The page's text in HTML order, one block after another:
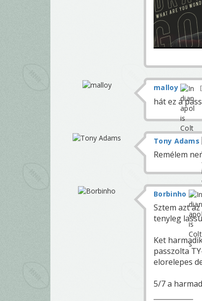
malloy
hát ez a
Tony Adams
Remélem
Borbinho
Sztem azt
tenyleg
Ket
passzolta
elorelepes
5/7 a